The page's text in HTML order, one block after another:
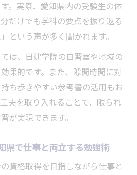
。実際、愛知県内の受験生の体
だけでも学科の要点を振り返る
という声が多く聞かれます。
は、日建学院の自習室や地域の
果的です。また、隙間時間に対
ち歩きやすい参考書の活用もお
夫を取り入れることで、限られ
が実現できます。
県で仕事と両立する勉強術
資格取得を目指しながら仕事と